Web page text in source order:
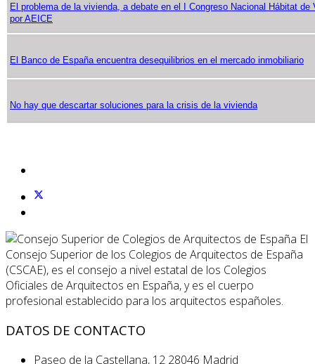
El problema de la vivienda, a debate en el I Congreso Nacional Hábitat de
por AEICE
El Banco de España encuentra desequilibrios en el mercado inmobiliario
No hay que descartar soluciones para la crisis de la vivienda
El
Consejo Superior de los Colegios de Arquitectos de España
(CSCAE), es el consejo a nivel estatal de los Colegios
Oficiales de Arquitectos en España, y es el cuerpo
profesional establecido para los arquitectos españoles.
DATOS DE CONTACTO
Paseo de la Castellana, 12 28046 Madrid